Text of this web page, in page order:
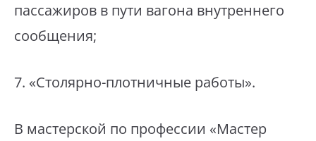
пассажиров в пути вагона внутреннего
сообщения;
⁣7. «Столярно-плотничные работы».
⁣В мастерской по профессии «Мастер